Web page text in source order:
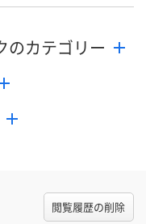
のカテゴリー
閲覧履歴の削除